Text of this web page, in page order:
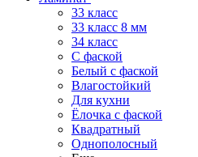
33 класс
33 класс 8 мм
34 класс
C фаской
Белый с фаской
Влагостойкий
Для кухни
Ёлочка с фаской
Квадратный
Однополосный